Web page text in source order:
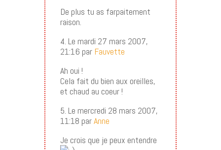
De plus tu as farpaitement
raison.
4. Le mardi 27 mars 2007,
21:16 par Fauvette
Ah oui !
Cela fait du bien aux oreilles,
et chaud au coeur !
5. Le mercredi 28 mars 2007,
11:18 parAnne
Je crois que je peux entendre